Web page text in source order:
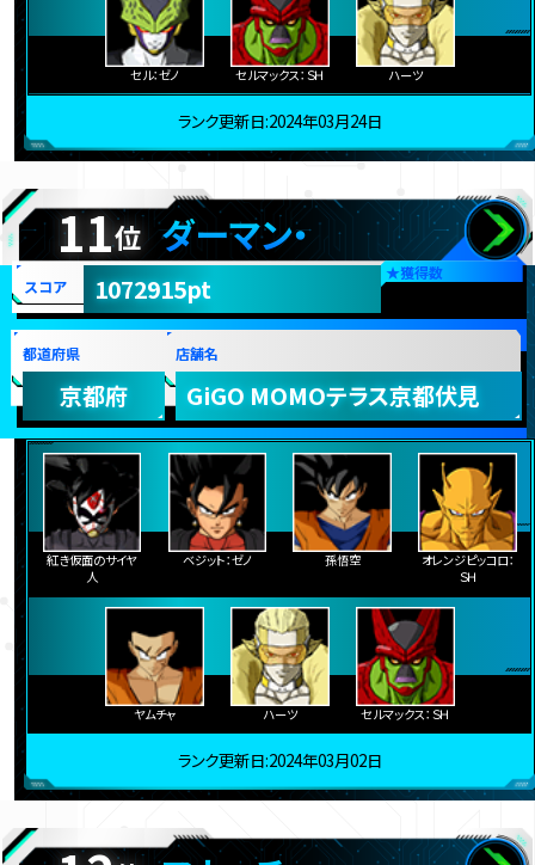
セル：ゼノ セルマックス：ＳＨ ハーツ
ランク更新日:2024年03月24日
11位 ダーマン・
★獲得数
スコア 1072915pt
都道府県
京都府
店舗名
GiGO MOMOテラス京都伏見
紅き仮面のサイヤ
人
ベジット：ゼノ 孫悟空
オレンジピッコロ：
ＳＨ
ヤムチャ ハーツ セルマックス：ＳＨ
ランク更新日:2024年03月02日